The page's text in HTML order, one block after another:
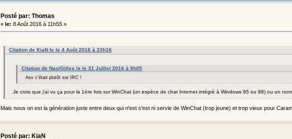
Posté par: Thomas
« le: 8 Août 2016 à 11h55 »
Citation de KiaN le le 4 Août 2016 à 23h16
Citation de Nao/Gilles le le 31 Juillet 2016 à 9h05
Asv c'était plutôt sur IRC !
Je crois que j'ai vu ça pour la 1ère fois sur WinChat (un espèce de chat Internet intégré à Windows 95 ou 98) ou un
Mais nous on est la génération juste entre deux qui n'est s'est ni servie de WinChat (trop jeune) et trop vieux pour
Posté par: KiaN